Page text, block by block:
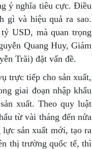
ý nghĩa tiêu cực. Điều
gì và hiệu quả ra sao.
USD, mà quan trọng
Quang Huy, Giám
Trãi) đặt vấn đề.
trực tiếp cho sản xuất,
giai đoạn nhập khẩu
xuất. Theo quy luật
từ vài tháng đến nửa
lực sản xuất mới, tạo ra
thị trường quốc tế, thì